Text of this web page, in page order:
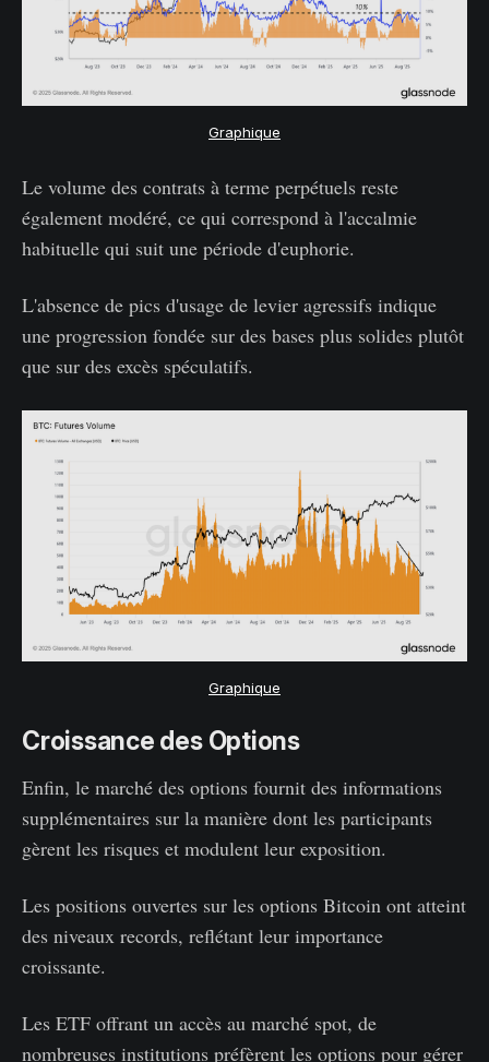
Graphique
Le volume des contrats à terme perpétuels reste
également modéré, ce qui correspond à l'accalmie
habituelle qui suit une période d'euphorie.
L'absence de pics d'usage de levier agressifs indique
une progression fondée sur des bases plus solides plutôt
que sur des excès spéculatifs.
Graphique
Croissance des Options
Enfin, le marché des options fournit des informations
supplémentaires sur la manière dont les participants
gèrent les risques et modulent leur exposition.
Les positions ouvertes sur les options Bitcoin ont atteint
des niveaux records, reflétant leur importance
croissante.
Les ETF offrant un accès au marché spot, de
nombreuses institutions préfèrent les options pour gérer